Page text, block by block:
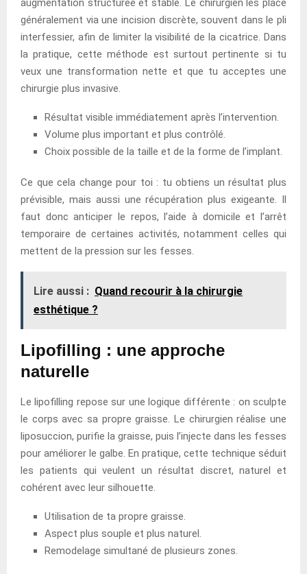
généralement via une incision discrète, souvent dans le pli
interfessier, afin de limiter la visibilité de la cicatrice. Dans
la pratique, cette méthode est surtout pertinente si tu
veux une transformation nette et que tu acceptes une
chirurgie plus invasive.
Résultat visible immédiatement après l’intervention.
Volume plus important et plus contrôlé.
Choix possible de la taille et de la forme de l’implant.
Ce que cela change pour toi : tu obtiens un résultat plus
prévisible, mais aussi une récupération plus exigeante. Il
faut donc anticiper le repos, l’aide à domicile et l’arrêt
temporaire de certaines activités, notamment celles qui
mettent de la pression sur les fesses.
Lire aussi : Quand recourir à la chirurgie
esthétique ?
Lipofilling : une approche
naturelle
Le lipofilling repose sur une logique différente : on sculpte
le corps avec sa propre graisse. Le chirurgien réalise une
liposuccion, purifie la graisse, puis l’injecte dans les fesses
pour améliorer le galbe. En pratique, cette technique séduit
les patients qui veulent un résultat discret, naturel et
cohérent avec leur silhouette.
Utilisation de ta propre graisse.
Aspect plus souple et plus naturel.
Remodelage simultané de plusieurs zones.